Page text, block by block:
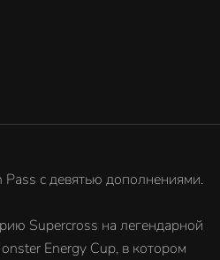
с девятью дополнениями.
Supercross на легендарной
Energy Cup, в котором